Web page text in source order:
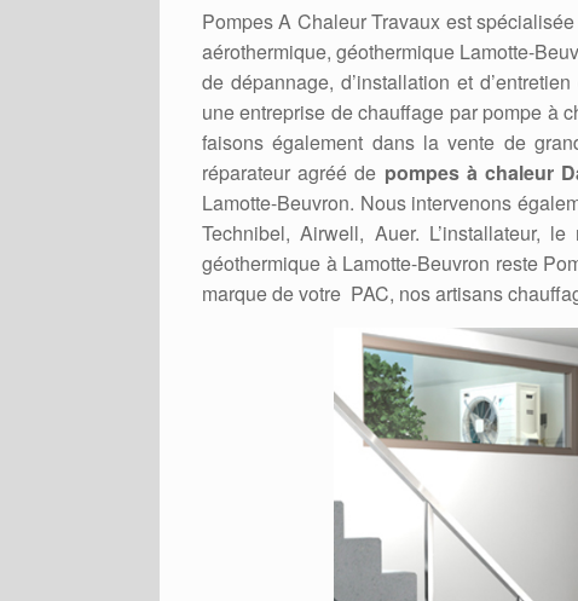
Pompes A Chaleur Travaux est
aérothermique, géothermique Lamotte-
de dépannage, d’installation et
une entreprise de chauffage par pompe à
faisons également dans la vente de
réparateur agréé de pompes à chaleur
Lamotte-Beuvron. Nous intervenons
Technibel, Airwell, Auer. L’installateur,
géothermique à Lamotte-Beuvron reste
marque de votre PAC, nos artisans